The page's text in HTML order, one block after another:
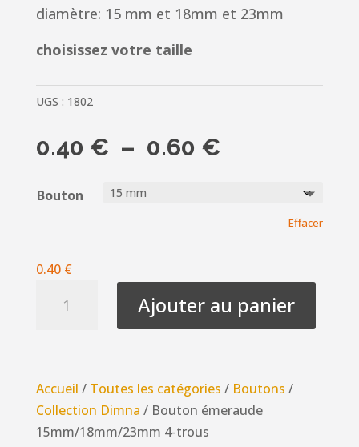
diamètre: 15 mm et 18mm et 23mm
choisissez votre taille
UGS : 1802
0.40 € – 0.60 €Plage
Bouton
Effacer
0.40 €
4-
trous
Ajouter au panier
Accueil / Toutes les catégories / Boutons /
Collection Dimna / Bouton émeraude
15mm/18mm/23mm 4-trous